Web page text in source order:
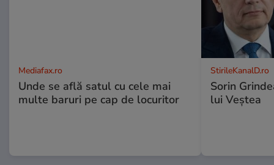
Mediafax.ro
Unde se află satul cu cele mai
multe baruri pe cap de locuritor
StirileKanalD.ro
Sorin
lui Veștea